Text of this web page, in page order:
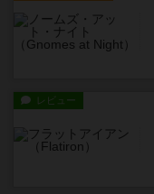
レビュー